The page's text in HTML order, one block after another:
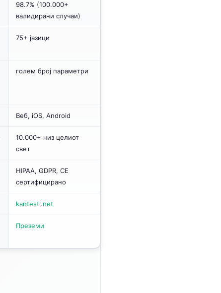
98.7% (100.000+
валидирани случаи)
75+ јазици
голем број параметри
Веб, iOS, Android
10.000+ низ целиот
свет
HIPAA, GDPR, CE
сертифицирано
kantesti.net
Преземи